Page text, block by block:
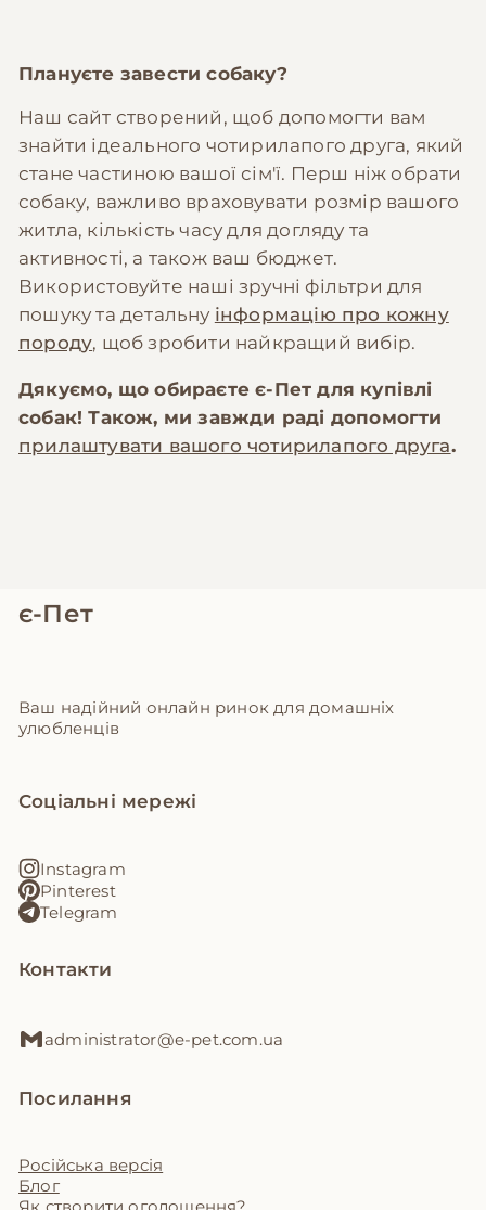
Плануєте завести собаку?
Наш сайт створений, щоб допомогти вам
знайти ідеального чотирилапого друга, який
стане частиною вашої сім'ї. Перш ніж обрати
собаку, важливо враховувати розмір вашого
житла, кількість часу для догляду та
активності, а також ваш бюджет.
Використовуйте наші зручні фільтри для
пошуку та детальну інформацію про кожну
породу, щоб зробити найкращий вибір.
Дякуємо, що обираєтеє-Пет для купівлі
собак! Також, ми завжди раді допомогти
прилаштувати вашого чотирилапого друга.
є-Пет
Ваш надійний онлайн ринок для домашніх
улюбленців
Соціальні мережі
Instagram
Pinterest
Telegram
Контакти
administrator@e-pet.com.ua
Посилання
Російська версія
Блог